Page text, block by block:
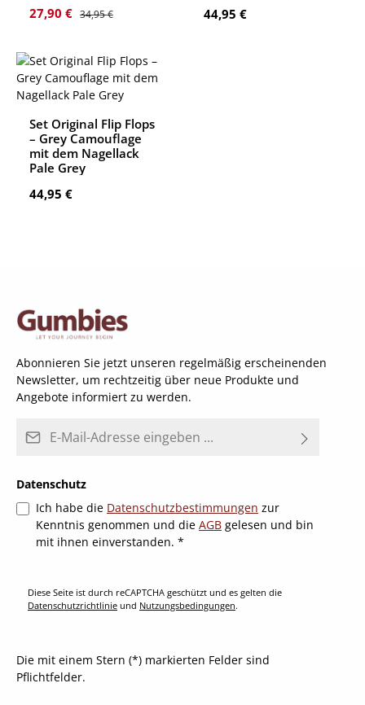
Verkaufspreis:
27,90 € Regulärer Preis:
34,95 €
Regulärer Preis:
44,95 €
Set Original Flip Flops
– Grey Camouflage
mit dem Nagellack
Pale Grey
Regulärer Preis:
44,95 €
Abonnieren Sie jetzt unseren regelmäßig erscheinenden
Newsletter, um rechtzeitig über neue Produkte und
Angebote informiert zu werden.
Datenschutz
Ich habe die Datenschutzbestimmungen zur
Kenntnis genommen und die AGB gelesen und bin
mit ihnen einverstanden. *
Diese Seite ist durch reCAPTCHA geschützt und es gelten die
Datenschutzrichtlinie und Nutzungsbedingungen.
Die mit einem Stern (*) markierten Felder sind
Pflichtfelder.